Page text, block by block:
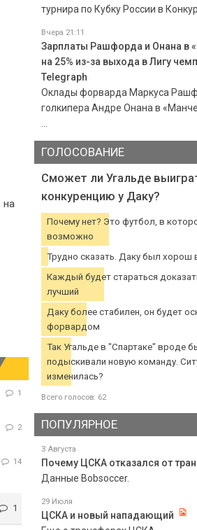
на
1
2
14
1
турнира по Кубку России в
Вчера 21:11
Зарплаты Рашфорда и Онана в
на 25% из-за выхода в Лигу
Telegraph
Оклады форварда Маркуса
голкипера Андре Онана в
ГОЛОСОВАНИЕ
Сможет ли Угальде
конкуренцию у Даку?
Почему нет? Это футбол, в
возможно
Трудно сказать. Даку был хорош
Каждый будет стараться
лучший
Даку более стабилен, он будет
форвардом
Так Угальде в "Спартаке" вроде
подыскивали новую команду.
изменилась?
Всего голосов: 62
ПОПУЛЯРНОЕ
3 Августа
Почему ЦСКА отказался от
Данные Bobsoccer.
29 Июля
ЦСКА и новый нападающий